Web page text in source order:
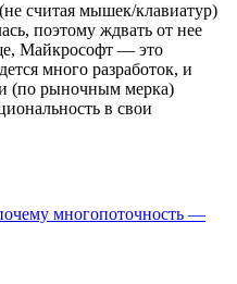
считая мышек/клавиатур)
поэтому ждвать от нее
Майкрософт — это
много разработок, и
(по рыночным мерка)
в свои
многопоточность —